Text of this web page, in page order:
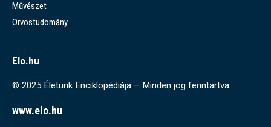
Művészet
Orvostudomány
Elo.hu
© 2025 Életünk Enciklopédiája – Minden jog fenntartva.
www.elo.hu